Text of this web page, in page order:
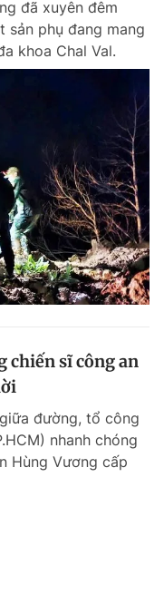
đã xuyên đêm
phụ đang mang
khoa Chal Val.
chiến sĩ công an
đường, tổ công
nhanh chóng
Hùng Vương cấp